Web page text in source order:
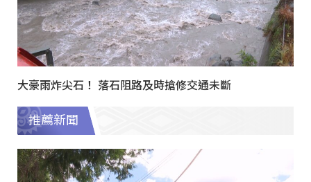
大豪雨炸尖石！ 落石阻路及時搶修交通未斷
推薦新聞